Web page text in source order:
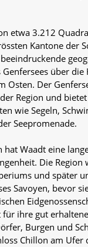
etwa 3.212
Kantone der
über die
Osten. Der
Region und
wie Segeln,
Seepromenade.
hat Waadt eine
Die Region
und später
Savoyen, bevor
für ihre gut
Burgen und
Chillon am Ufer